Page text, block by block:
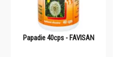
Papadie 40cps - FAVISAN